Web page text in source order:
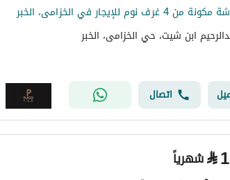
نوم للإيجار في الخزامى، الخبر
ابن شيت، حي الخزامى، الخبر
اتصال
⃁شهرياً